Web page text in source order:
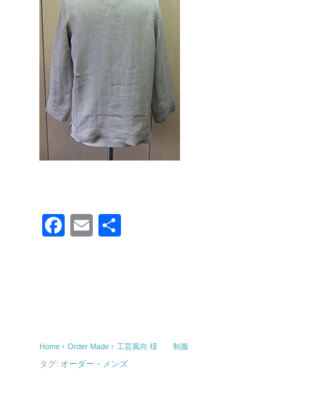
F
o
o
E
Home › Order Made › 工芸風向 様 制服
タグ: オーダー・メンズ